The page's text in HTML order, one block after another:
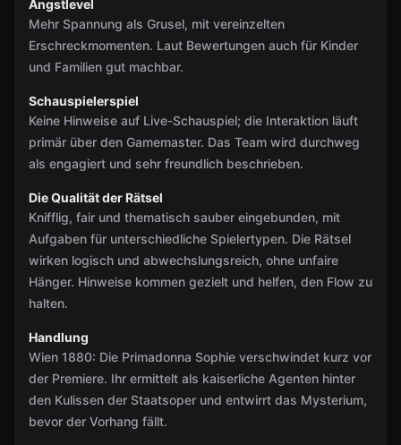
Angstlevel
Mehr Spannung als Grusel, mit vereinzelten
Erschreckmomenten. Laut Bewertungen auch für Kinder
und Familien gut machbar.
Schauspielerspiel
Keine Hinweise auf Live-Schauspiel; die Interaktion läuft
primär über den Gamemaster. Das Team wird durchweg
als engagiert und sehr freundlich beschrieben.
Die Qualität der Rätsel
Knifflig, fair und thematisch sauber eingebunden, mit
Aufgaben für unterschiedliche Spielertypen. Die Rätsel
wirken logisch und abwechslungsreich, ohne unfaire
Hänger. Hinweise kommen gezielt und helfen, den Flow zu
halten.
Handlung
Wien 1880: Die Primadonna Sophie verschwindet kurz vor
der Premiere. Ihr ermittelt als kaiserliche Agenten hinter
den Kulissen der Staatsoper und entwirrt das Mysterium,
bevor der Vorhang fällt.